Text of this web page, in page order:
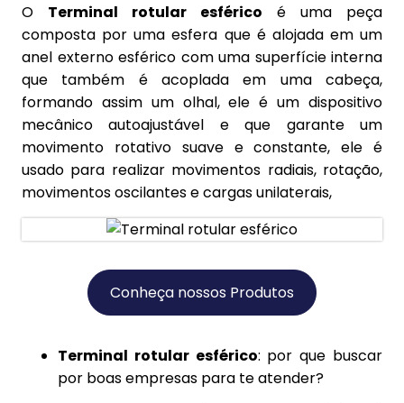
O Terminal rotular esférico é uma peça
composta por uma esfera que é alojada em um
anel externo esférico com uma superfície interna
que também é acoplada em uma cabeça,
formando assim um olhal, ele é um dispositivo
mecânico autoajustável e que garante um
movimento rotativo suave e constante, ele é
usado para realizar movimentos radiais, rotação,
movimentos oscilantes e cargas unilaterais,
Conheça nossos Produtos
Terminal rotular esférico: por que buscar
por boas empresas para te atender?